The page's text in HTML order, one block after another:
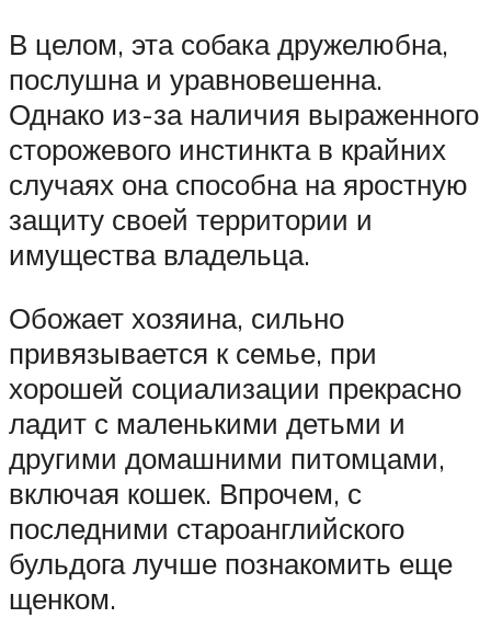
В целом, эта собака дружелюбна,
послушна и уравновешенна.
Однако из-за наличия выраженного
сторожевого инстинкта в крайних
случаях она способна на яростную
защиту своей территории и
имущества владельца.
Обожает хозяина, сильно
привязывается к семье, при
хорошей социализации прекрасно
ладит с маленькими детьми и
другими домашними питомцами,
включая кошек. Впрочем, с
последними староанглийского
бульдога лучше познакомить еще
щенком.